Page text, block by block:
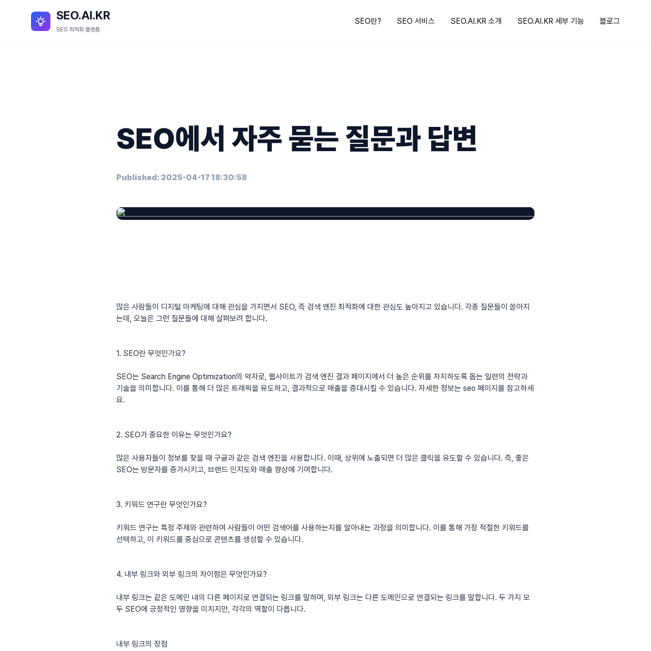
SEO.AI.KR
SEO 최적화 플랫폼
SEO란? SEO 서비스 SEO.AI.KR 소개 SEO.AI.KR 세부 기능 블로그
SEO에서 자주 묻는 질문과 답변
Published: 2025-04-17 18:30:58
많은 사람들이 디지털 마케팅에 대해 관심을 가지면서 SEO, 즉 검색 엔진 최적화에 대한 관심도 높아지고 있습니다. 각종 질문들이 쏟아지
는데, 오늘은 그런 질문들에 대해 살펴보려 합니다.
1. SEO란 무엇인가요?
SEO는 Search Engine Optimization의 약자로, 웹사이트가 검색 엔진 결과 페이지에서 더 높은 순위를 차지하도록 돕는 일련의 전략과
기술을 의미합니다. 이를 통해 더 많은 트래픽을 유도하고, 결과적으로 매출을 증대시킬 수 있습니다. 자세한 정보는 seo 페이지를 참고하세
요.
2. SEO가 중요한 이유는 무엇인가요?
많은 사용자들이 정보를 찾을 때 구글과 같은 검색 엔진을 사용합니다. 이때, 상위에 노출되면 더 많은 클릭을 유도할 수 있습니다. 즉, 좋은
SEO는 방문자를 증가시키고, 브랜드 인지도와 매출 향상에 기여합니다.
3. 키워드 연구란 무엇인가요?
키워드 연구는 특정 주제와 관련하여 사람들이 어떤 검색어를 사용하는지를 알아내는 과정을 의미합니다. 이를 통해 가장 적절한 키워드를
선택하고, 이 키워드를 중심으로 콘텐츠를 생성할 수 있습니다.
4. 내부 링크와 외부 링크의 차이점은 무엇인가요?
내부 링크는 같은 도메인 내의 다른 페이지로 연결되는 링크를 말하며, 외부 링크는 다른 도메인으로 연결되는 링크를 말합니다. 두 가지 모
두 SEO에 긍정적인 영향을 미치지만, 각각의 역할이 다릅니다.
내부 링크의 장점